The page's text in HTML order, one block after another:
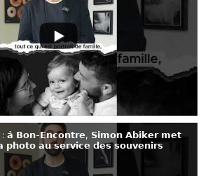
𝗮̀ 𝗕𝗼𝗻-𝗘𝗻𝗰𝗼𝗻𝘁𝗿𝗲, 𝗦𝗶𝗺𝗼𝗻 𝗔𝗯𝗶𝗸𝗲𝗿 𝗺𝗲𝘁
𝗽𝗵𝗼𝘁𝗼 𝗮𝘂 𝘀𝗲𝗿𝘃𝗶𝗰𝗲 𝗱𝗲𝘀 𝘀𝗼𝘂𝘃𝗲𝗻𝗶𝗿𝘀